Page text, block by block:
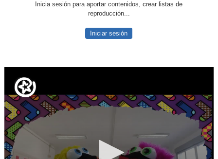
Inicia sesión para aportar contenidos, crear listas de
reproducción...
Iniciar sesión